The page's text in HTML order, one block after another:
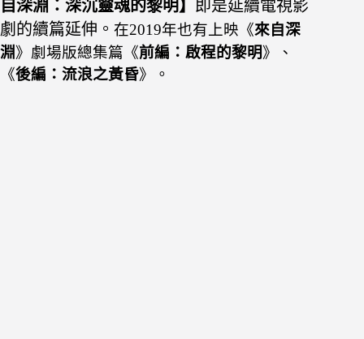
自深淵：深沉靈魂的黎明】 即是延續電視影
劇的續篇延伸。 在2019年也有上映《來自深
淵》劇場版總集篇《前編：啟程的黎明》、
《後編：流浪之黃昏》 。